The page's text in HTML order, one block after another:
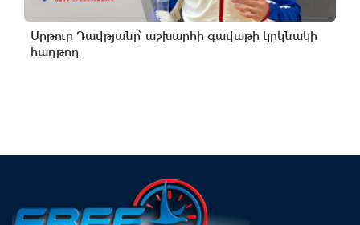
Արթուր Դավթյանը՝ աշխարհի գավաթի կրկնակի
հաղթող